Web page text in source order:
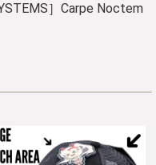
］Carpe Noctem